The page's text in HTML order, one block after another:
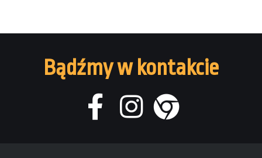
Bądźmy w kontakcie